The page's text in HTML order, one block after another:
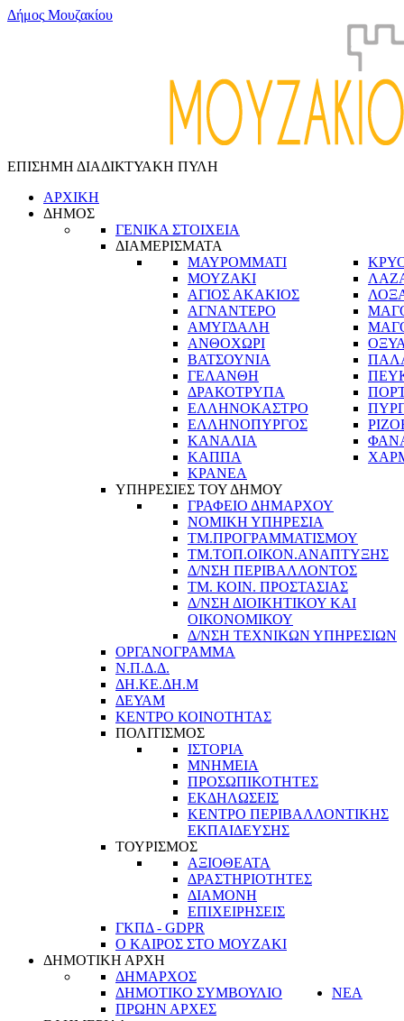
Δήμος Μουζακίου
ΕΠΙΣΗΜΗ ΔΙΑΔΙΚΤΥΑΚΗ ΠΥΛΗ
ΑΡΧΙΚΗ
ΔΗΜΟΣ
ΓΕΝΙΚΑ ΣΤΟΙΧΕΙΑ
ΔΙΑΜΕΡΙΣΜΑΤΑ
ΜΑΥΡΟΜΜΑΤΙ
ΜΟΥΖΑΚΙ
ΑΓΙΟΣ ΑΚΑΚΙΟΣ
ΑΓΝΑΝΤΕΡΟ
ΑΜΥΓΔΑΛΗ
ΑΝΘΟΧΩΡΙ
ΒΑΤΣΟΥΝΙΑ
ΓΕΛΑΝΘΗ
ΔΡΑΚΟΤΡΥΠΑ
ΕΛΛΗΝΟΚΑΣΤΡΟ
ΕΛΛΗΝΟΠΥΡΓΟΣ
ΚΑΝΑΛΙΑ
ΚΑΠΠΑ
ΚΡΑΝΕΑ
ΥΠΗΡΕΣΙΕΣ ΤΟΥ ΔΗΜΟΥ
ΓΡΑΦΕΙΟ ΔΗΜΑΡΧΟΥ
ΝΟΜΙΚΗ ΥΠΗΡΕΣΙΑ
ΤΜ.ΠΡΟΓΡΑΜΜΑΤΙΣΜΟΥ
ΤΜ.ΤΟΠ.ΟΙΚΟΝ.ΑΝΑΠΤΥΞΗΣ
Δ/ΝΣΗ ΠΕΡΙΒΑΛΛΟΝΤΟΣ
ΤΜ. ΚΟΙΝ. ΠΡΟΣΤΑΣΙΑΣ
Δ/ΝΣΗ ΔΙΟΙΚΗΤΙΚΟΥ ΚΑΙ
ΟΙΚΟΝΟΜΙΚΟΥ
Δ/ΝΣΗ ΤΕΧΝΙΚΩΝ ΥΠΗΡΕΣΙΩΝ
ΟΡΓΑΝΟΓΡΑΜΜΑ
Ν.Π.Δ.Δ.
ΔΗ.ΚΕ.ΔΗ.Μ
ΔΕΥΑΜ
ΚΕΝΤΡΟ ΚΟΙΝΟΤΗΤΑΣ
ΠΟΛΙΤΙΣΜΟΣ
ΙΣΤΟΡΙΑ
ΜΝΗΜΕΙΑ
ΠΡΟΣΩΠΙΚΟΤΗΤΕΣ
ΕΚΔΗΛΩΣΕΙΣ
ΚΕΝΤΡΟ ΠΕΡΙΒΑΛΛΟΝΤΙΚΗΣ
ΕΚΠΑΙΔΕΥΣΗΣ
ΤΟΥΡΙΣΜΟΣ
ΑΞΙΟΘΕΑΤΑ
ΔΡΑΣΤΗΡΙΟΤΗΤΕΣ
ΔΙΑΜΟΝΗ
ΕΠΙΧΕΙΡΗΣΕΙΣ
ΓΚΠΔ - GDPR
Ο ΚΑΙΡΟΣ ΣΤΟ ΜΟΥΖΑΚΙ
ΔΗΜΟΤΙΚΗ ΑΡΧΗ
ΔΗΜΑΡΧΟΣ
ΔΗΜΟΤΙΚΟ ΣΥΜΒΟΥΛΙΟ
ΠΡΩΗΝ ΑΡΧΕΣ
ΝΕΑ